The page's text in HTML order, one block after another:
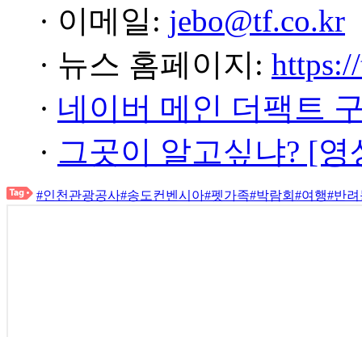
· 이메일: jebo@tf.co.kr
· 뉴스 홈페이지:
· 네이버 메인 더팩트
· 그곳이 알고싶냐? [
#인천관광공사#송도컨벤시아#펫가족#박람회 #여행#반